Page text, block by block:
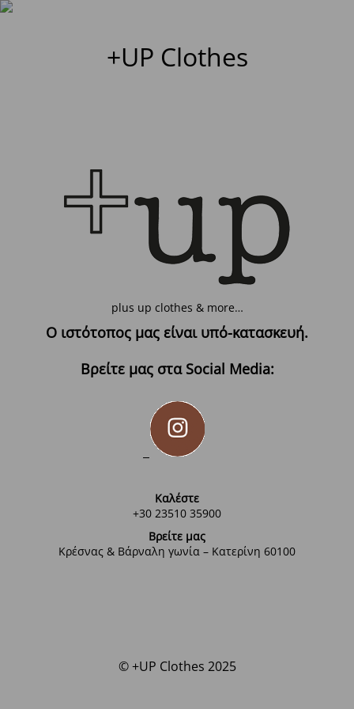
+UP Clothes
plus up clothes & more…
Ο ιστότοπος μας είναι υπό-κατασκευή.
Βρείτε μας στα Social Media:
Καλέστε
+30 23510 35900
Βρείτε μας
Κρέσνας & Βάρναλη γωνία – Κατερίνη 60100
© +UP Clothes 2025